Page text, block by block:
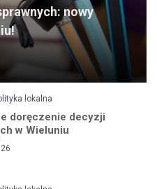
nowy
lokalna
doręczenie decyzji
w Wieluniu